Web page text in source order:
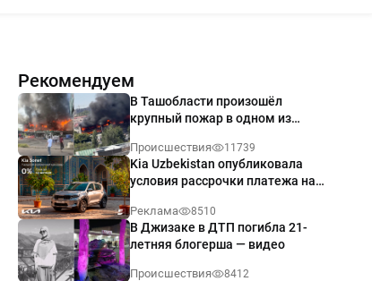
Рекомендуем
В Ташобласти произошёл
крупный пожар в одном из
Происшествия 11739
Kia Uzbekistan опубликовала
условия рассрочки платежа на
годовых
Реклама 8510
В Джизаке в ДТП погибла 21-
летняя блогерша — видео
Происшествия 8412